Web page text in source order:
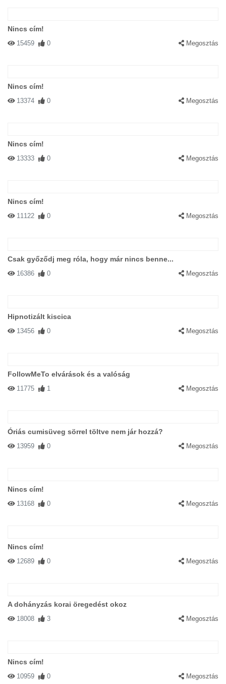
Nincs cím!
15459 0 Megosztás
Nincs cím!
13374 0 Megosztás
Nincs cím!
13333 0 Megosztás
Nincs cím!
11122 0 Megosztás
Csak győződj meg róla, hogy már nincs benne...
16386 0 Megosztás
Hipnotizált kiscica
13456 0 Megosztás
FollowMeTo elvárások és a valóság
11775 1 Megosztás
Óriás cumisüveg sörrel töltve nem jár hozzá?
13959 0 Megosztás
Nincs cím!
13168 0 Megosztás
Nincs cím!
12689 0 Megosztás
A dohányzás korai öregedést okoz
18008 3 Megosztás
Nincs cím!
10959 0 Megosztás